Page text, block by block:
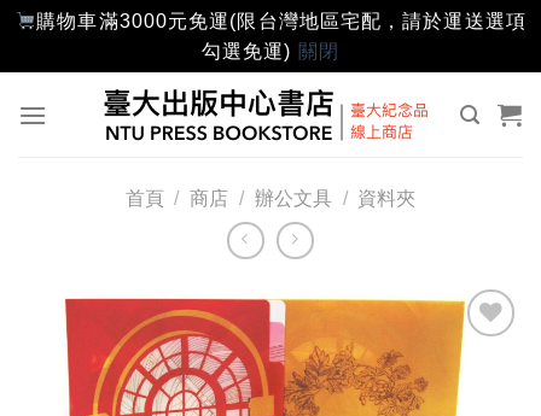
購物車滿3000元免運(限台灣地區宅配，請於運送選項
勾選免運) 關閉
首頁 / 商店 / 辦公文具 / 資料夾